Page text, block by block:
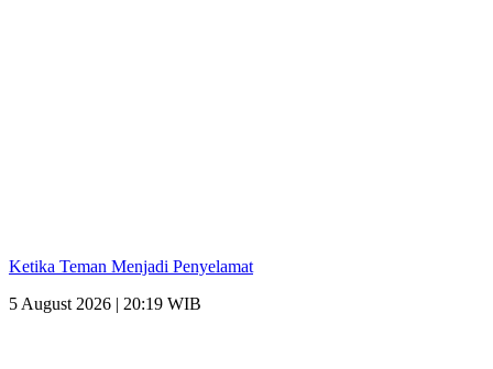
Ketika Teman Menjadi Penyelamat
5 August 2026 | 20:19 WIB